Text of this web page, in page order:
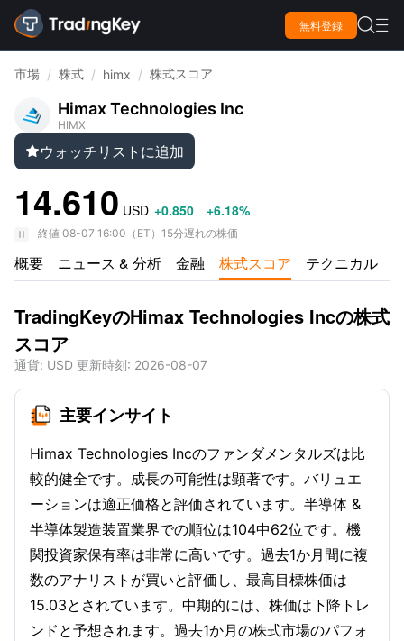
無料登録  
市場 / 株式 / himx / 株式スコア
Himax Technologies Inc
HIMX
ウォッチリストに追加
14.610 USD +0.850 +6.18%
終値 08-07 16:00 （ ET ） 15分遅れの株価
概要 ニュース & 分析 金融 株式スコア テクニカル
TradingKeyのHimax Technologies Incの株式
スコア
通貨: USD 更新時刻: 2026-08-07
主要インサイト
Himax Technologies Incのファンダメンタルズは比
較的健全です。成長の可能性は顕著です。バリュエ
ーションは適正価格と評価されています。半導体 &
半導体製造装置業界での順位は104中62位です。機
関投資家保有率は非常に高いです。過去1か月間に複
数のアナリストが買いと評価し、最高目標株価は
15.03とされています。中期的には、株価は下降トレ
ンドと予想されます。過去1か月の株式市場のパフォ